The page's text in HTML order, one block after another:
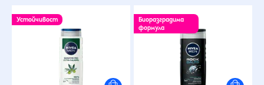
Устойчивост
Биоразградима
формула